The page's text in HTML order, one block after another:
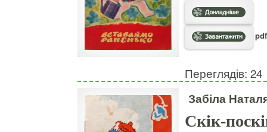
Переглядів: 24
Забіла
Скік-